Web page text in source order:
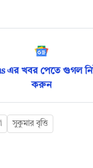
এর খবর পেতে গুগল
করুন
সুকুমার বৃত্তি